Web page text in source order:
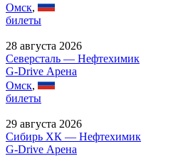
Омск,
билеты
28 августа 2026
Северсталь — Нефтехимик
G-Drive Арена
Омск,
билеты
29 августа 2026
Сибирь ХК — Нефтехимик
G-Drive Арена